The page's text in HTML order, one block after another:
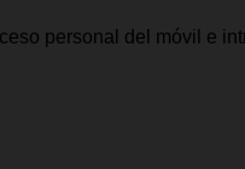
personal del móvil e